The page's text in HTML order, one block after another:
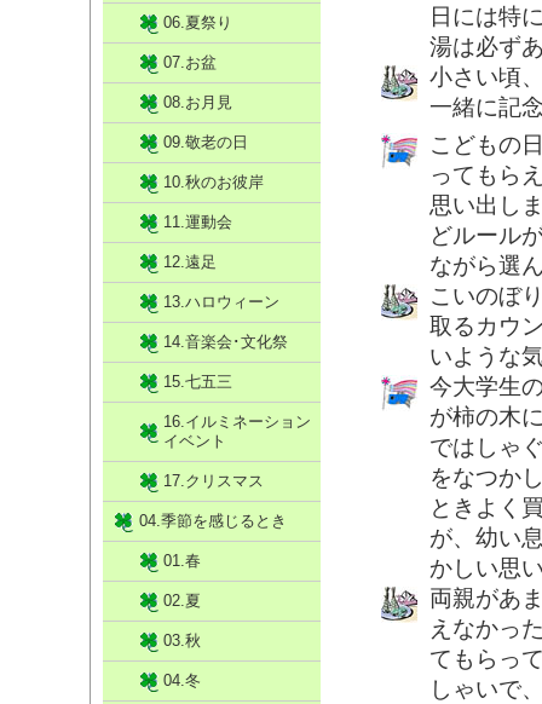
日には特
湯は必ず
小さい頃
一緒に記
こどもの
ってもら
思い出し
どルール
ながら選
こいのぼ
取るカウ
いような
今大学生
が柿の木
ではしゃ
をなつか
ときよく
が、幼い
かしい思
両親があ
えなかっ
てもらっ
しゃいで
06.夏祭り
07.お盆
08.お月見
09.敬老の日
10.秋のお彼岸
11.運動会
12.遠足
13.ハロウィーン
14.音楽会･文化祭
15.七五三
16.イルミネーション
イベント
17.クリスマス
04.季節を感じるとき
01.春
02.夏
03.秋
04.冬